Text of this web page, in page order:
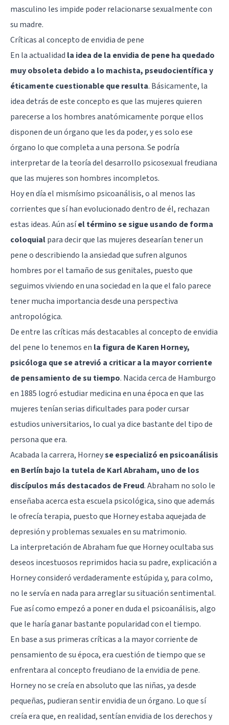
masculino les impide poder relacionarse sexualmente con
su madre.
Críticas al concepto de envidia de pene
En la actualidad la idea de la envidia de pene ha quedado
muy obsoleta debido a lo machista, pseudocientífica y
éticamente cuestionable que resulta. Básicamente, la
idea detrás de este concepto es que las mujeres quieren
parecerse a los hombres anatómicamente porque ellos
disponen de un órgano que les da poder, y es solo ese
órgano lo que completa a una persona. Se podría
interpretar de la teoría del desarrollo psicosexual freudiana
que las mujeres son hombres incompletos.
Hoy en día el mismísimo psicoanálisis, o al menos las
corrientes que sí han evolucionado dentro de él, rechazan
estas ideas. Aún asíel término se sigue usando de forma
coloquialpara decir que las mujeres desearían tener un
pene o describiendo la ansiedad que sufren algunos
hombres por el tamaño de sus genitales, puesto que
seguimos viviendo en una sociedad en la que el falo parece
tener mucha importancia desde una perspectiva
antropológica.
De entre las críticas más destacables al concepto de envidia
del pene lo tenemos en la figura de Karen Horney,
psicóloga que se atrevió a criticar a la mayor corriente
de pensamiento de su tiempo. Nacida cerca de Hamburgo
en 1885 logró estudiar medicina en una época en que las
mujeres tenían serias dificultades para poder cursar
estudios universitarios, lo cual ya dice bastante del tipo de
persona que era.
Acabada la carrera, Horneyse especializó en psicoanálisis
en Berlín bajo la tutela de Karl Abraham, uno de los
discípulos más destacados de Freud. Abraham no solo le
enseñaba acerca esta escuela psicológica, sino que además
le ofrecía terapia, puesto que Horney estaba aquejada de
depresión y problemas sexuales en su matrimonio.
La interpretación de Abraham fue que Horney ocultaba sus
deseos incestuosos reprimidos hacia su padre, explicación a
Horney consideró verdaderamente estúpida y, para colmo,
no le servía en nada para arreglar su situación sentimental.
Fue así como empezó a poner en duda el psicoanálisis, algo
que le haría ganar bastante popularidad con el tiempo.
En base a sus primeras críticas a la mayor corriente de
pensamiento de su época, era cuestión de tiempo que se
enfrentara al concepto freudiano de la envidia de pene.
Horney no se creía en absoluto que las niñas, ya desde
pequeñas, pudieran sentir envidia de un órgano. Lo que sí
creía era que, en realidad, sentían envidia de los derechos y